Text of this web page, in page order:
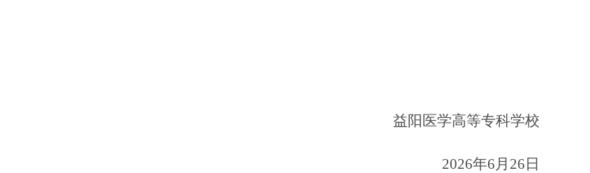
益阳医学高等专科学校
2026年6月26日